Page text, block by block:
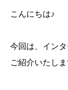
個人情報保護方針
こんにちは♪
今回は、イン
ご紹介いたし